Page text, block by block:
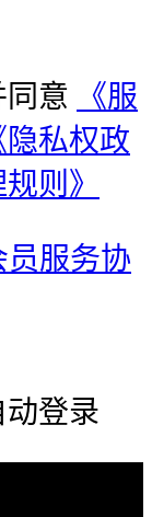
意
《服
隐私权政
则》
员服务协
登录